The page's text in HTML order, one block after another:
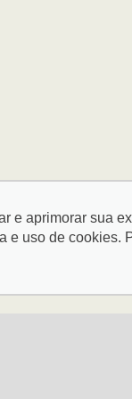
e aprimorar sua
e uso de cookies.